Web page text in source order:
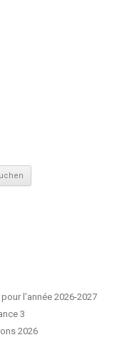
l’année 2026-2027
3
2026